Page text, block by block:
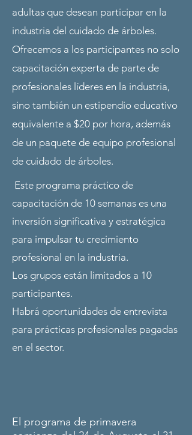
adultas que desean participar en la
industria del cuidado de árboles.
Ofrecemos a los participantes no solo
capacitación experta de parte de
profesionales líderes en la industria,
sino también un estipendio educativo
equivalente a $20 por hora, además
de un paquete de equipo profesional
de cuidado de árboles.
Este programa práctico de
capacitación de 10 semanas es una
inversión significativa y estratégica
para impulsar tu crecimiento
profesional en la industria.
Los grupos están limitados a 10
participantes.
Habrá oportunidades de entrevista
para prácticas profesionales pagadas
en el sector.
El programa de primavera